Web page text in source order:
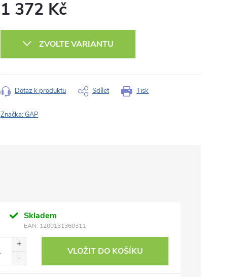
1 372 Kč
ZVOLTE VARIANTU
Tisk
Dotaz k produktu Sdílet
Značka:GAP
Skladem
EAN: 1200131360311
VLOŽIT DO KOŠÍKU